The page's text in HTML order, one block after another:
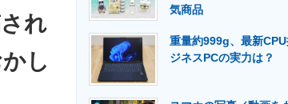
製造業のIT導入・活用を支援
れ
し
気商品
重量約999g、最新
ジネスPCの実力は？